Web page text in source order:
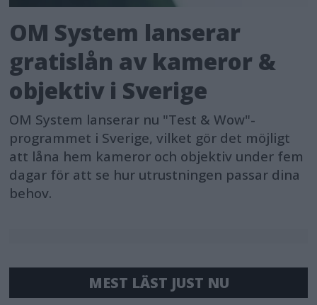
OM System lanserar
gratislån av kameror &
objektiv i Sverige
OM System lanserar nu "Test & Wow"-
programmet i Sverige, vilket gör det möjligt
att låna hem kameror och objektiv under fem
dagar för att se hur utrustningen passar dina
behov.
MEST LÄST JUST NU